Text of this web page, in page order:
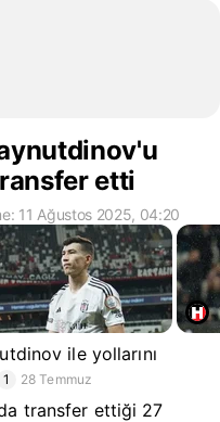
etti
11 Ağustos 2025, 04:20
ile yollarını
1 28 Temmuz
transfer ettiği 27